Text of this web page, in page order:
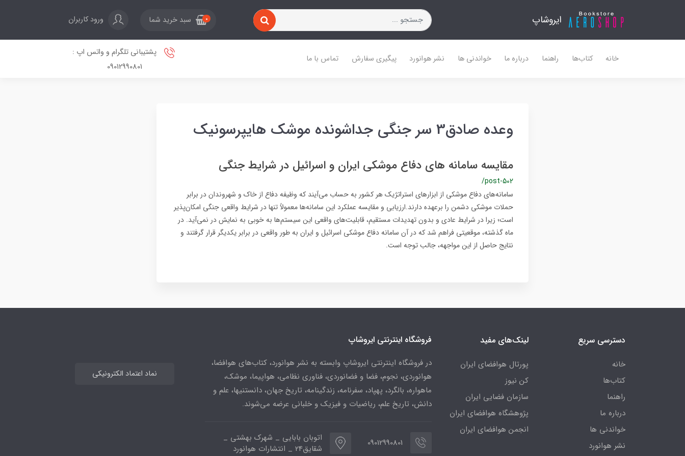
ایروشاپ 0 سبد خرید شما ورود کاربران
خانه کتاب‌ها راهنما درباره ما خواندنی ها نشر هوانورد پیگیری سفارش تماس با ما
پشتیبانی تلگرام و واتس اپ :
09012990801
وعده صادق3 سر جنگی جداشونده موشک هایپرسونیک
مقایسه سامانه های دفاع موشکی ایران و اسرائیل در شرایط جنگی
/post-502
سامانه‌های دفاع موشکی از ابزار‌های استراتژیک هر کشور به حساب می‌آیند که وظیفه دفاع از خاک و شهروندان در برابر
حملات موشکی دشمن را برعهده دارند.ارزیابی و مقایسه عملکرد این سامانه‌ها معمولاً تنها در شرایط واقعی جنگی امکان‌پذیر
است؛ زیرا در شرایط عادی و بدون تهدیدات مستقیم، قابلیت‌های واقعی این سیستم‌ها به خوبی به نمایش در نمی‌آید. در
ماه گذشته، موقعیتی فراهم شد که در آن سامانه دفاع موشکی اسرائیل و ایران به طور واقعی در برابر یکدیگر قرار گرفتند و
نتایج حاصل از این مواجهه، جالب توجه است.
دسترسی سریع
خانه
کتاب‌ها
راهنما
درباره ما
خواندنی ها
نشر هوانورد
لینک‌های مفید
پورتال هوافضای ایران
کن نیوز
سازمان فضایی ایران
پژوهشگاه هوافضای ایران
انجمن هوافضای ایران
فروشگاه اینترنتی ایروشاپ
در فروشگاه اینترنتی ایروشاپ وابسته به نشر هوانورد، کتاب‌های هوافضا،
هوانوردی، نجوم، فضا و فضانوردی، فناوری نظامی، هواپیما، موشک،
ماهواره، بالگرد، پهپاد، سفرنامه، زندگینامه، تاریخ جهان، دانستنیها، علم و
دانش، تاریخ علم، ریاضیات و فیزیک و خلبانی عرضه می‌شوند.
09012990801
اتوبان بابایی _ شهرک بهشتی _
شقایق24 _ انتشارات هوانورد
نماد اعتماد الکترونیکی